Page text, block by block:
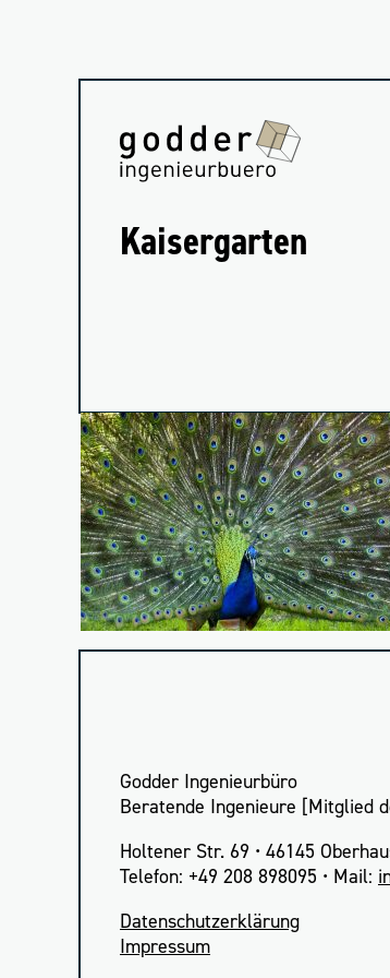
Kai­ser­gar­ten
Godder Ingenieurbüro
Beratende Ingenieure [Mitglied
Holtener Str. 69 • 46145
Telefon: +49 208 898095 • Mail:
Daten­schutz­er­klä­rung
Impres­sum